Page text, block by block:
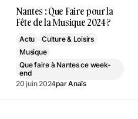
Nantes : Que Faire pour la
Fête de la Musique 2024 ?
Actu
Culture & Loisirs
Musique
Que faire à Nantes ce week-
end
20 juin 2024parAnaïs